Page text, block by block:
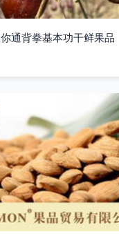
通背拳基本功干鲜果品